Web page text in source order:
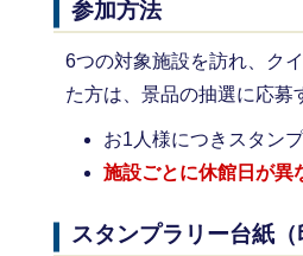
参加方法
6つの対象施設を訪れ、ク
た方は、景品の抽選に応募
お1人様につきスタン
施設ごとに休館日が異
スタンプラリー台紙（